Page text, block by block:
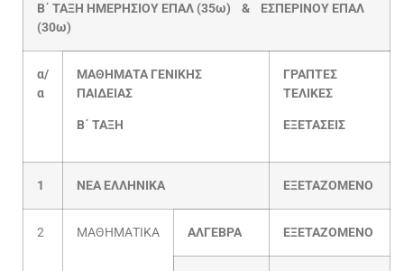
Β΄ ΤΑΞΗ ΗΜΕΡΗΣΙΟΥ ΕΠΑΛ (35ω) & ΕΣΠΕΡΙΝΟΥ ΕΠΑΛ
(30ω)
α/
α
ΜΑΘΗΜΑΤΑ ΓΕΝΙΚΗΣ
ΠΑΙΔΕΙΑΣ
Β΄ ΤΑΞΗ
ΓΡΑΠΤΕΣ
ΤΕΛΙΚΕΣ
ΕΞΕΤΑΣΕΙΣ
1 ΝΕΑ ΕΛΛΗΝΙΚΑ ΕΞΕΤΑΖΟΜΕΝΟ
2 ΜΑΘΗΜΑΤΙΚΑ ΑΛΓΕΒΡΑ ΕΞΕΤΑΖΟΜΕΝΟ